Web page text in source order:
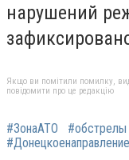
нарушений
Якщо ви помітили помилку,
повідомити про це редакцію
#ЗонаАТО #обстрелы
#Донецкоенаправление